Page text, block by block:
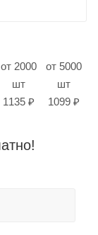
от 2000
шт
1135 ₽
от 5000
шт
1099 ₽